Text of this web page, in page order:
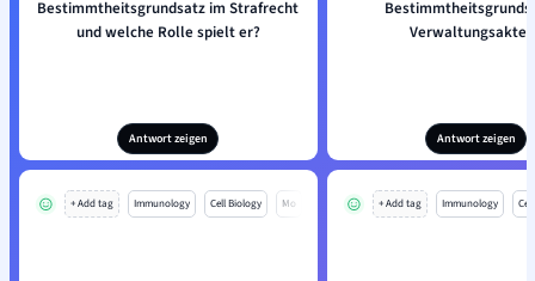
Bestimmtheitsgrundsatz im Strafrecht
und welche Rolle spielt er?
Antwort zeigen Antwort zeigen
+ Add tag Immunology Cell Biology Mo + Add tag Immunology